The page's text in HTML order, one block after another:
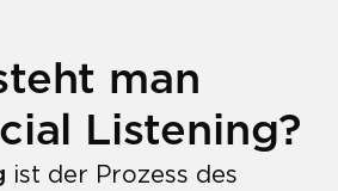
man
Listening?
ist der Prozess des